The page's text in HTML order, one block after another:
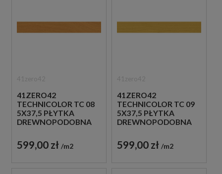
41ZERO42
TECHNICOLOR TC 08
5X37,5 PŁYTKA
DREWNOPODOBNA
599,00 zł m2
41ZERO42
TECHNICOLOR TC 09
5X37,5 PŁYTKA
DREWNOPODOBNA
599,00 zł m2